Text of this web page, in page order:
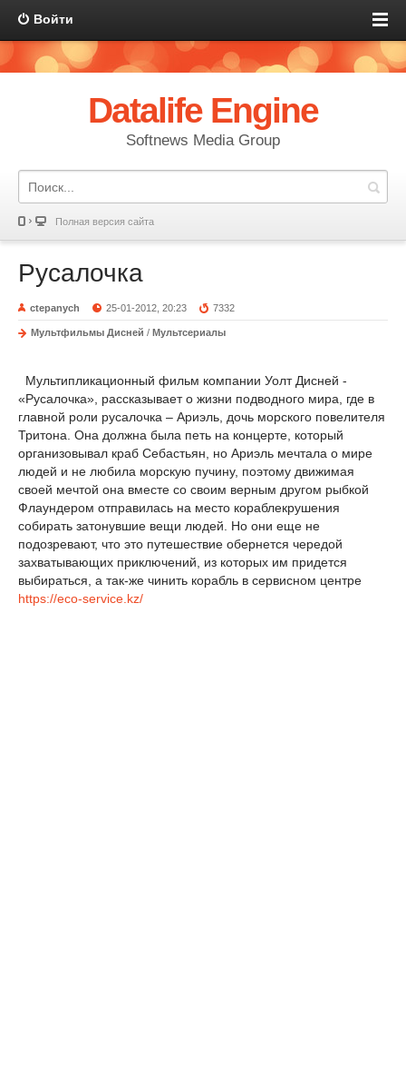
Войти
Datalife Engine
Softnews Media Group
Полная версия сайта
Русалочка
ctepanych 25-01-2012, 20:23 7332
Мультфильмы Дисней / Мультсериалы
Мультипликационный фильм компании Уолт Дисней -
«Русалочка», рассказывает о жизни подводного мира, где в
главной роли русалочка – Ариэль, дочь морского повелителя
Тритона. Она должна была петь на концерте, который
организовывал краб Себастьян, но Ариэль мечтала о мире
людей и не любила морскую пучину, поэтому движимая
своей мечтой она вместе со своим верным другом рыбкой
Флаундером отправилась на место кораблекрушения
собирать затонувшие вещи людей. Но они еще не
подозревают, что это путешествие обернется чередой
захватывающих приключений, из которых им придется
выбираться, а так-же чинить корабль в сервисном центре
https://eco-service.kz/